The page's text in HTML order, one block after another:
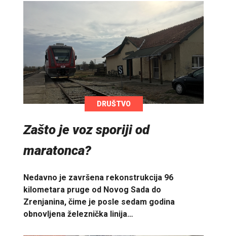
DRUŠTVO
Zašto je voz sporiji od
maratonca?
Nedavno je završena rekonstrukcija 96
kilometara pruge od Novog Sada do
Zrenjanina, čime je posle sedam godina
obnovljena železnička linija…